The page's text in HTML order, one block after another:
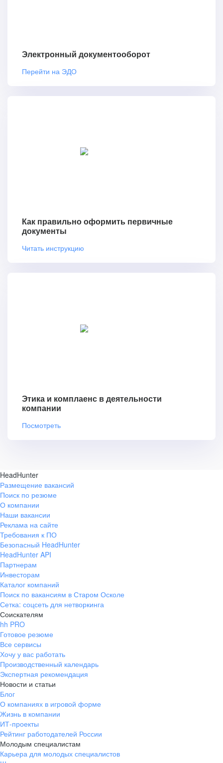
Электронный документооборот
Перейти на ЭДО
Как правильно оформить первичные
документы
Читать инструкцию
Этика и комплаенс в деятельности
компании
Посмотреть
HeadHunter
Размещение вакансий
Поиск по резюме
О компании
Наши вакансии
Реклама на сайте
Требования к ПО
Безопасный HeadHunter
HeadHunter API
Партнерам
Инвесторам
Каталог компаний
Поиск по вакансиям в Старом Осколе
Сетка: соцсеть для нетворкинга
Соискателям
hh PRO
Готовое резюме
Все сервисы
Хочу у вас работать
Производственный календарь
Экспертная рекомендация
Новости и статьи
Блог
О компаниях в игровой форме
Жизнь в компании
ИТ-проекты
Рейтинг работодателей России
Молодым специалистам
Карьера для молодых специалистов